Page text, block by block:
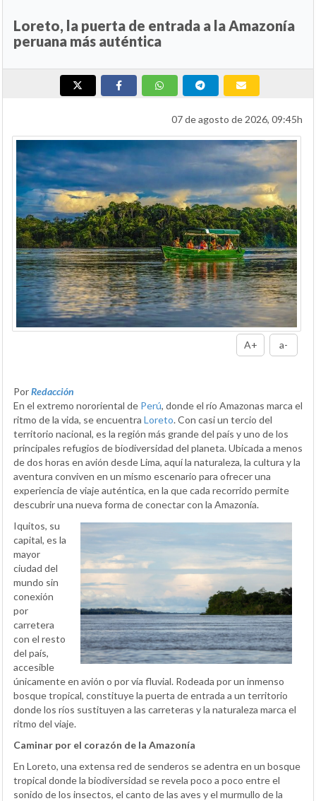
Loreto, la puerta de entrada a la Amazonía
peruana más auténtica
07 de agosto de 2026, 09:45h
A+ a-
PorRedacción
En el extremo nororiental de Perú, donde el río Amazonas marca el
ritmo de la vida, se encuentra Loreto. Con casi un tercio del
territorio nacional, es la región más grande del país y uno de los
principales refugios de biodiversidad del planeta. Ubicada a menos
de dos horas en avión desde Lima, aquí la naturaleza, la cultura y la
aventura conviven en un mismo escenario para ofrecer una
experiencia de viaje auténtica, en la que cada recorrido permite
descubrir una nueva forma de conectar con la Amazonía.
Iquitos, su
capital, es la
mayor
ciudad del
mundo sin
conexión
por
carretera
con el resto
del país,
accesible
únicamente en avión o por vía fluvial. Rodeada por un inmenso
bosque tropical, constituye la puerta de entrada a un territorio
donde los ríos sustituyen a las carreteras y la naturaleza marca el
ritmo del viaje.
Caminar por el corazón de la Amazonía
En Loreto, una extensa red de senderos se adentra en un bosque
tropical donde la biodiversidad se revela poco a poco entre el
sonido de los insectos, el canto de las aves y el murmullo de la